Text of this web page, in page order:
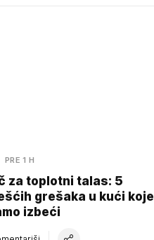
PRE 1 H
za toplotni talas: 5
grešaka u kući koje
izbeći